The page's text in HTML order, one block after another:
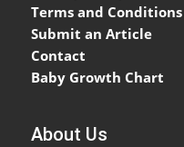
Terms and Conditions
Submit an Article
Contact
Baby Growth Chart
About Us